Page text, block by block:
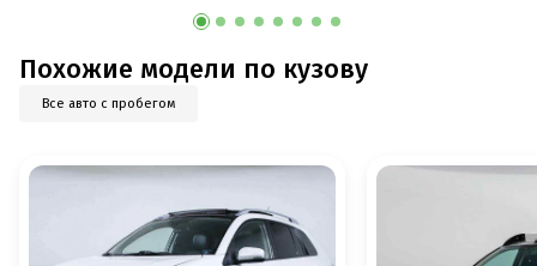
Похожие модели по кузову
Все авто с пробегом